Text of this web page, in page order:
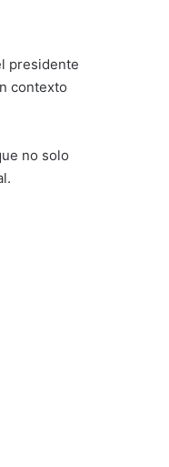
presidente
contexto
no solo